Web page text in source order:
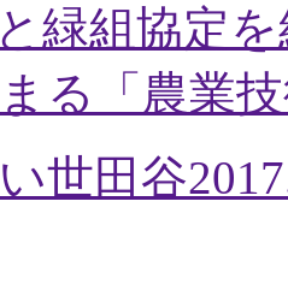
緑組協定
る「農業
世田谷